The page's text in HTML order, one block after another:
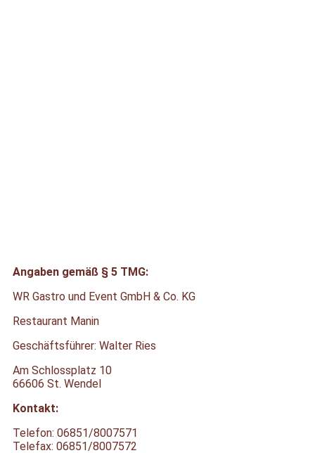
Angaben gemäß § 5 TMG:
WR Gastro und Event GmbH & Co. KG
Restaurant Manin
Geschäftsführer: Walter Ries
Am Schlossplatz 10
66606 St. Wendel
Kontakt:
Telefon: 06851/8007571
Telefax: 06851/8007572